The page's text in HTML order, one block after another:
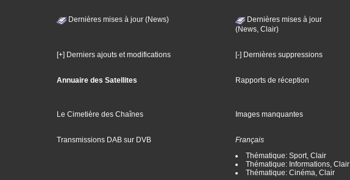
Dernières mises à jour (News)
Dernières mises à jour
(News, Clair)
[+] Derniers ajouts et modifications [-] Dernières suppressions
Annuaire des Satellites Rapports de réception
Le Cimetière des Chaînes Images manquantes
Transmissions DAB sur DVB
Français
Thématique: Sport, Clair
Thématique: Informations, Clair
Thématique: Cinéma, Clair